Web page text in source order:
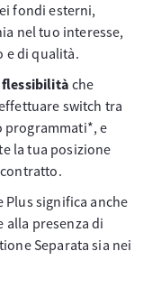
fondi esterni,
nel tuo interesse,
e di qualità.
flessibilità che
switch tra
programmati*, e
la tua posizione
Plus significa anche
alla presenza di
Separata sia nei